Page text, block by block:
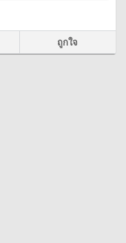
ถูกใจ